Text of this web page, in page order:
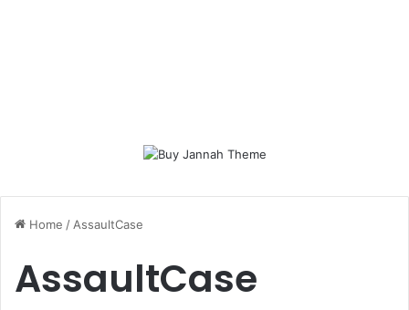
Home / AssaultCase
AssaultCase